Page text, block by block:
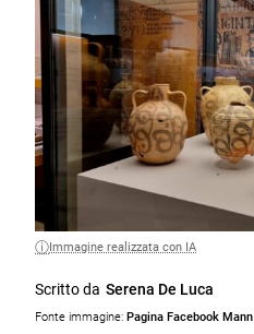
Immagine realizzata con IA
Scritto da Serena De Luca
Fonte immagine: Pagina Facebook Mann